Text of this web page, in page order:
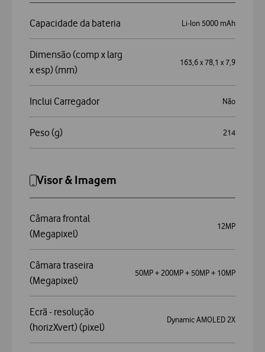
Capacidade da bateria Li-Ion 5000 mAh
Dimensão (comp x larg
x esp) (mm)
163,6 x 78,1 x 7,9
Inclui Carregador Não
Peso (g) 214
Visor & Imagem
Câmara frontal
(Megapixel)
12MP
Câmara traseira
(Megapixel)
50MP + 200MP + 50MP + 10MP
Ecrã - resolução
(horizXvert) (pixel)
Dynamic AMOLED 2X